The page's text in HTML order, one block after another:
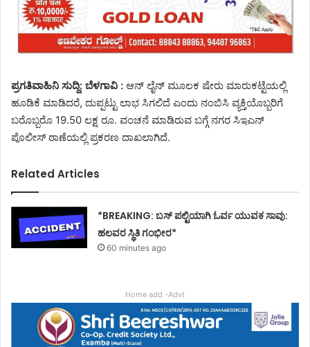
ಪ್ರಗತಿವಾಹಿನಿ ಸುದ್ದಿ: ಬೆಳಗಾವಿ : ಆನ್ ಲೈನ್ ಮೂಲಕ ಷೇರು ಮಾರುಕಟ್ಟೆಯಲ್ಲಿ
ಹೂಡಿಕೆ ಮಾಡಿದರೆ, ದುಪ್ಪಟ್ಟು ಲಾಭ ಸಿಗಲಿದೆ ಎಂದು ನಂಬಿಸಿ ವ್ಯಕ್ತಿಯೊಬ್ಬರಿಗೆ
ಬರೊಬ್ಬರೊ 19.50 ಲಕ್ಷ ರೂ. ವಂಚನೆ ಮಾಡಿರುವ ಬಗ್ಗೆ ನಗರ ಸಿಇಎನ್
ಪೊಲೀಸ್ ಠಾಣೆಯಲ್ಲಿ ಪ್ರಕರಣ ದಾಖಲಾಗಿದೆ.
Related Articles
*BREAKING: ಬಸ್ ಪಲ್ಟಿಯಾಗಿ ಓರ್ವ ಯುವಕ ಸಾವು:
ಹಲವರ ಸ್ಥಿತಿ ಗಂಭೀರ*
60 minutes ago
Home add -Advt